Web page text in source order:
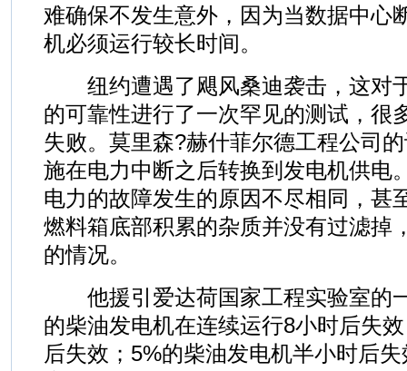
难确保不发生意外，因为当数据中心
机必须运行较长时间。
纽约遭遇了飓风桑迪袭击，这对
的可靠性进行了一次罕见的测试，很
失败。莫里森?赫什菲尔德工程公司
施在电力中断之后转换到发电机供电
电力的故障发生的原因不尽相同，甚
燃料箱底部积累的杂质并没有过滤掉
的情况。
他援引爱达荷国家工程实验室的
的柴油发电机在连续运行8小时后失
后失效；5%的柴油发电机半小时后